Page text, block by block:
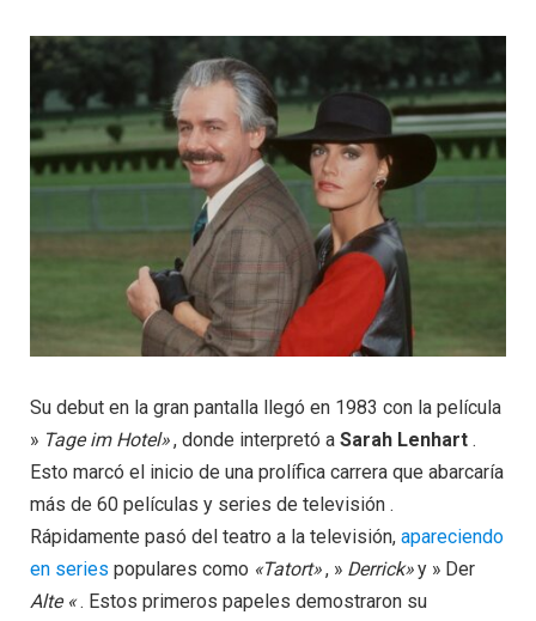
Su debut en la gran pantalla llegó en 1983 con la película
» Tage im Hotel», donde interpretó a Sarah Lenhart .
Esto marcó el inicio de una prolífica carrera que abarcaría
más de 60 películas y series de televisión .
Rápidamente pasó del teatro a la televisión, apareciendo
en series populares como «Tatort», » Derrick»y » Der
Alte «. Estos primeros papeles demostraron su